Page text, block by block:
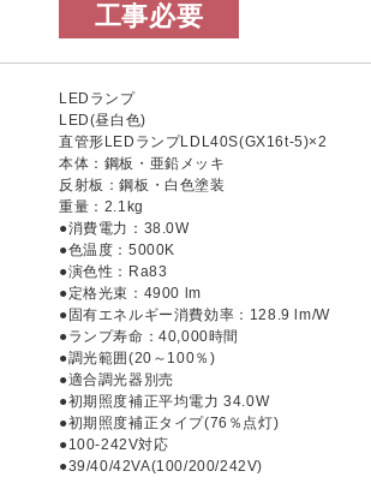
工事必要
LEDランプ
LED(昼白色)
直管形LEDランプLDL40S(GX16t-5)×2
本体：鋼板・亜鉛メッキ
反射板：鋼板・白色塗装
重量：2.1kg
●消費電力：38.0W
●色温度：5000K
●演色性：Ra83
●定格光束：4900 lm
●固有エネルギー消費効率：128.9 lm/W
●ランプ寿命：40,000時間
●調光範囲(20～100％)
●適合調光器別売
●初期照度補正平均電力 34.0W
●初期照度補正タイプ(76％点灯)
●100-242V対応
●39/40/42VA(100/200/242V)